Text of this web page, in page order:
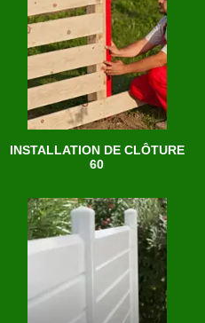
INSTALLATION DE CLÔTURE
60